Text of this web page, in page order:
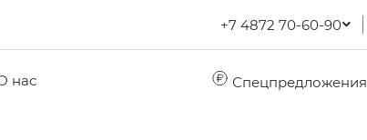
+7 4872 70-60-90
нас Спецпредложения